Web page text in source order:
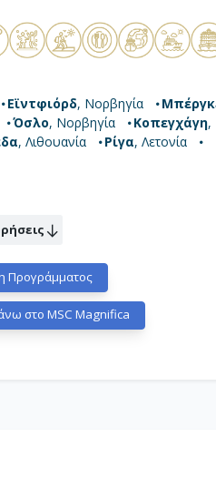
Η Λετονία είναι μία από τις
Πόλεμο προσαρτήθηκαν στην
την ΕΣΣΔ τον Αύγουστο του
Ένωσης.
1,5 εκατ. κατοίκους είναι η
Εϊντφιόρδ, Νορβηγία
Όσλο, Νορβηγία Κοπεγχάγη,
, Λιθουανία Ρίγα, Λετονία
Προγράμματος
στο MSC Magnifica